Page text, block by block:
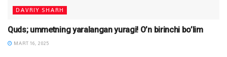
DAVRIY SHARH
Quds; ummetning yaralangan yuragi! O’n birinchi bo’lim
MART 16, 2025